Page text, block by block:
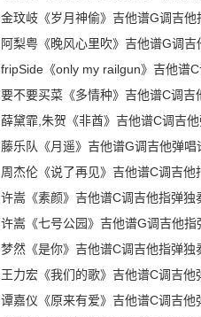
金玟岐《岁月神偷》吉他谱G调吉他指弹
阿梨粤《晚风心里吹》吉他谱G调吉他指弹
fripSide《only my railgun》吉他谱C调吉他指弹
要不要买菜《多情种》吉他谱C调吉他弹
薛黛霏,朱贺《非酋》吉他谱C调吉
藤乐队《月遥》吉他谱G调吉他弹唱
周杰伦《说了再见》吉他谱C调吉他指弹
许嵩《素颜》吉他谱C调吉他指弹独
许嵩《七号公园》吉他谱G调吉他指弹独
梦然《是你》吉他谱C调吉他指弹独
王力宏《我们的歌》吉他谱C调吉他
谭嘉仪《原来有爱》吉他谱C调吉他